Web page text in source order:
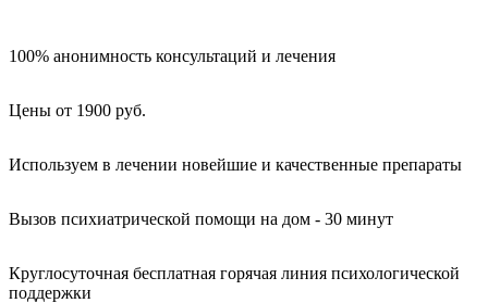
100% анонимность консультаций и лечения
Цены от 1900 руб.
Используем в лечении новейшие и качественные препараты
Вызов психиатрической помощи на дом - 30 минут
Круглосуточная бесплатная горячая линия психологической
поддержки